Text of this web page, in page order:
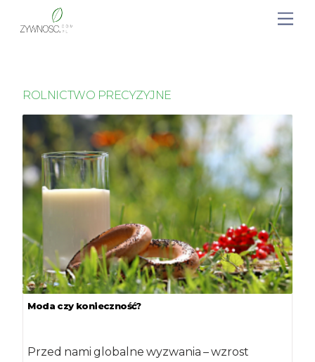
ROLNICTWO PRECYZYJNE
Moda czy konieczność?
Przed nami globalne wyzwania – wzrost